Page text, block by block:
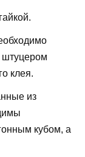
клея.
из
кубом, а